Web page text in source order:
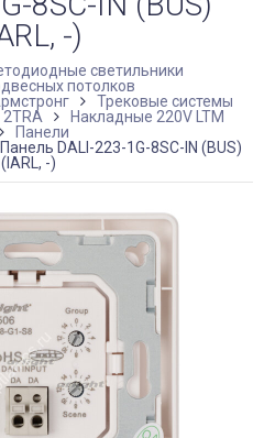
-)
светильники
потолков
Трековые системы
Накладные 220V LTM
Панели
Панель DALI-223-1G-8SC-IN (BUS)
(IARL, -)